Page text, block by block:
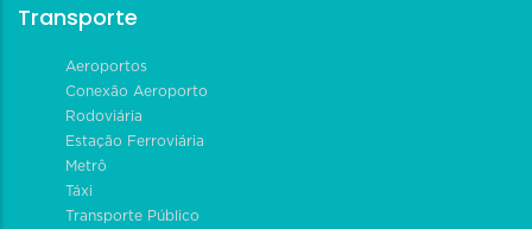
Transporte
Aeroportos
Conexão Aeroporto
Rodoviária
Estação Ferroviária
Metrô
Táxi
Transporte Público